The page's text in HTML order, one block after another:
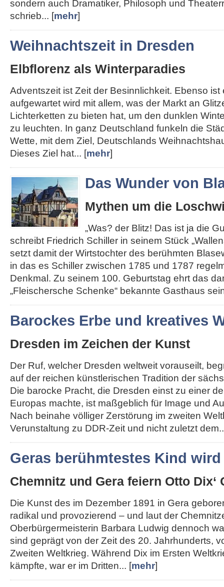
sondern auch Dramatiker, Philosoph und
schrieb... [mehr]
Weihnachtszeit in Dresden
Elbflorenz als Winterparadies
Adventszeit ist Zeit der Besinnlichkeit. Ebenso ist
aufgewartet wird mit allem, was der Markt an
Lichterketten zu bieten hat, um den dunklen
zu leuchten. In ganz Deutschland funkeln die
Wette, mit dem Ziel, Deutschlands
Dieses Ziel hat... [mehr]
Das Wunder von
Mythen um die
„Was? der Blitz! Das ist ja die
schreibt Friedrich Schiller in seinem Stück
setzt damit der Wirtstochter des berühmten
in das es Schiller zwischen 1785 und 1787
Denkmal. Zu seinem 100. Geburtstag ehrt das
„Fleischersche Schenke“ bekannte Gasthaus
Barockes Erbe und kreatives
Dresden im Zeichen der Kunst
Der Ruf, welcher Dresden weltweit vorauseilt,
auf der reichen künstlerischen Tradition der
Die barocke Pracht, die Dresden einst zu einer
Europas machte, ist maßgeblich für Image und
Nach beinahe völliger Zerstörung im zweiten
Verunstaltung zu DDR-Zeit und nicht zuletzt
Geras berühmtestes Kind wird
Chemnitz und Gera feiern Otto Dix‘
Die Kunst des im Dezember 1891 in Gera
radikal und provozierend – und laut der
Oberbürgermeisterin Barbara Ludwig dennoch
sind geprägt von der Zeit des 20. Jahrhunderts,
Zweiten Weltkrieg. Während Dix im Ersten
kämpfte, war er im Dritten... [mehr]